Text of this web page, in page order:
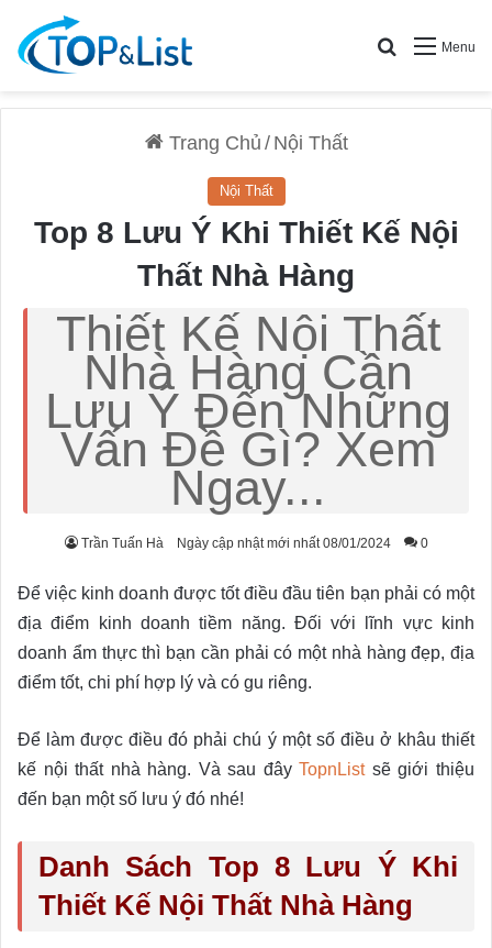
Menu
Search for
Trang Chủ / Nội Thất
Nội Thất
Top 8 Lưu Ý Khi Thiết Kế Nội
Thất Nhà Hàng
Thiết Kế Nội Thất
Nhà Hàng Cần
Lưu Ý Đến Những
Vấn Đề Gì? Xem
Ngay...
Trần Tuấn Hà Ngày cập nhật mới nhất 08/01/2024 0
Để việc kinh doanh được tốt điều đầu tiên bạn phải có một
địa điểm kinh doanh tiềm năng. Đối với lĩnh vực kinh
doanh ẩm thực thì bạn cần phải có một nhà hàng đẹp, địa
điểm tốt, chi phí hợp lý và có gu riêng.
Để làm được điều đó phải chú ý một số điều ở khâu thiết
kế nội thất nhà hàng. Và sau đâyTopnListsẽ giới thiệu
đến bạn một số lưu ý đó nhé!
Danh Sách Top 8 Lưu Ý Khi
Thiết Kế Nội Thất Nhà Hàng